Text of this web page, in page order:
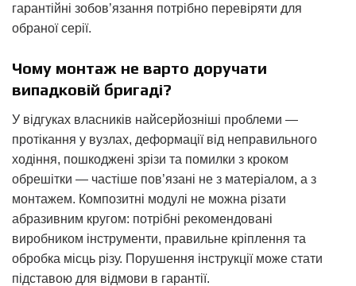
гарантійні зобов’язання потрібно перевіряти для
обраної серії.
Чому монтаж не варто доручати
випадковій бригаді?
У відгуках власників найсерйозніші проблеми —
протікання у вузлах, деформації від неправильного
ходіння, пошкоджені зрізи та помилки з кроком
обрешітки — частіше пов’язані не з матеріалом, а з
монтажем. Композитні модулі не можна різати
абразивним кругом: потрібні рекомендовані
виробником інструменти, правильне кріплення та
обробка місць різу. Порушення інструкції може стати
підставою для відмови в гарантії.